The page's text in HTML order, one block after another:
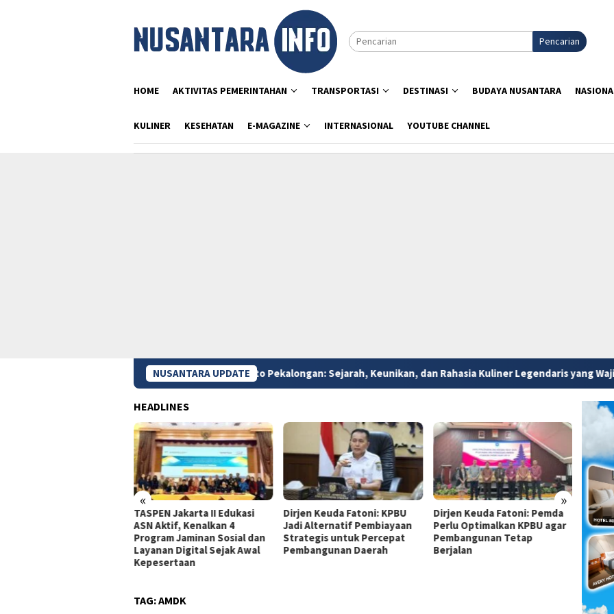
Pencarian
HOME AKTIVITAS PEMERINTAHAN TRANSPORTASI DESTINASI BUDAYA NUSANTARA
KULINER KESEHATAN E-MAGAZINE INTERNASIONAL YOUTUBE CHANNEL
NUSANTARA UPDATE
Soto Tauto Pekalongan: Sejarah, Keunikan, dan Rahasia Kuliner Legendaris yang Wajib Dicoba di
HEADLINES
« »
TASPEN Jakarta II Edukasi
ASN Aktif, Kenalkan 4
Program Jaminan Sosial dan
Layanan Digital Sejak Awal
Kepesertaan
Dirjen Keuda Fatoni: KPBU
Jadi Alternatif Pembiayaan
Strategis untuk Percepat
Pembangunan Daerah
Dirjen Keuda Fatoni: Pemda
Perlu Optimalkan KPBU agar
Pembangunan Tetap
Berjalan
TAG:AMDK